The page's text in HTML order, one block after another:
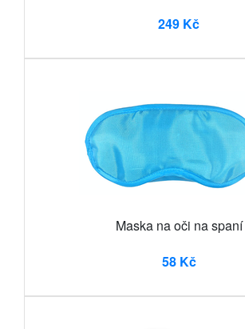
249 Kč
Maska na oči na spaní
58 Kč